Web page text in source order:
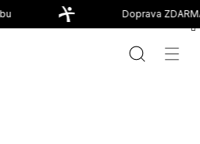
Doprava